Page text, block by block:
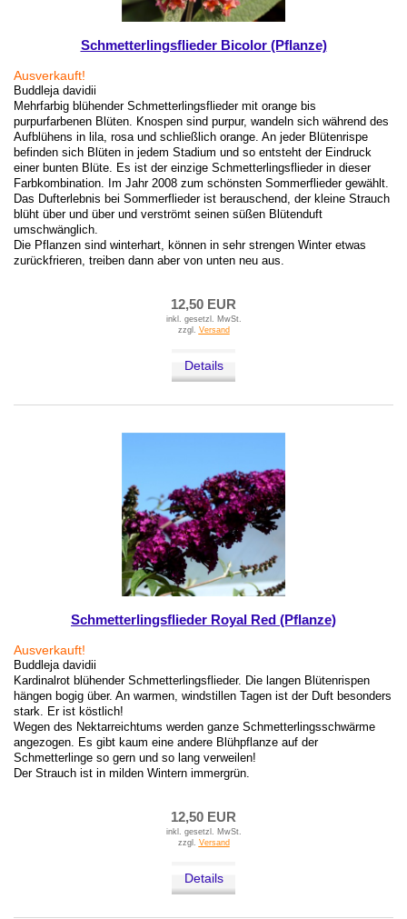
Schmetterlingsflieder Bicolor (Pflanze)
Ausverkauft!
Buddleja davidii
Mehrfarbig blühender Schmetterlingsflieder mit orange bis
purpurfarbenen Blüten. Knospen sind purpur, wandeln sich während des
Aufblühens in lila, rosa und schließlich orange. An jeder Blütenrispe
befinden sich Blüten in jedem Stadium und so entsteht der Eindruck
einer bunten Blüte. Es ist der einzige Schmetterlingsflieder in dieser
Farbkombination. Im Jahr 2008 zum schönsten Sommerflieder gewählt.
Das Dufterlebnis bei Sommerflieder ist berauschend, der kleine Strauch
blüht über und über und verströmt seinen süßen Blütenduft
umschwänglich.
Die Pflanzen sind winterhart, können in sehr strengen Winter etwas
zurückfrieren, treiben dann aber von unten neu aus.
12,50 EUR
inkl. gesetzl. MwSt.
zzgl. Versand
Details
Schmetterlingsflieder Royal Red (Pflanze)
Ausverkauft!
Buddleja davidii
Kardinalrot blühender Schmetterlingsflieder. Die langen Blütenrispen
hängen bogig über. An warmen, windstillen Tagen ist der Duft besonders
stark. Er ist köstlich!
Wegen des Nektarreichtums werden ganze Schmetterlingsschwärme
angezogen. Es gibt kaum eine andere Blühpflanze auf der
Schmetterlinge so gern und so lang verweilen!
Der Strauch ist in milden Wintern immergrün.
12,50 EUR
inkl. gesetzl. MwSt.
zzgl. Versand
Details